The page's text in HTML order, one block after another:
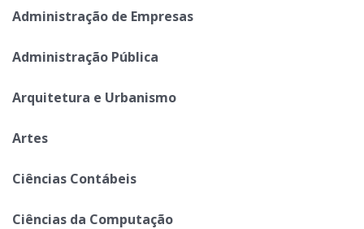
Administração de Empresas
Administração Pública
Arquitetura e Urbanismo
Artes
Ciências Contábeis
Ciências da Computação